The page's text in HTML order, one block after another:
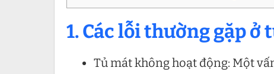
1. Các lỗi thường gặp ở
Tủ mát không hoạt động: Một